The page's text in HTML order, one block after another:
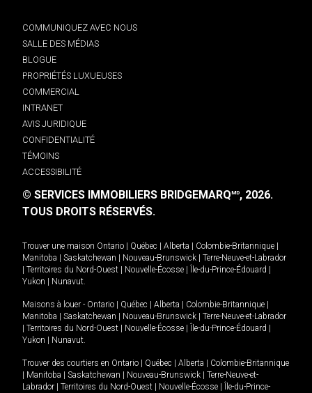
COMMUNIQUEZ AVEC NOUS
SALLE DES MÉDIAS
BLOGUE
PROPRIÉTÉS LUXUEUSES
COMMERCIAL
INTRANET
AVIS JURIDIQUE
CONFIDENTIALITÉ
TÉMOINS
ACCESSIBILITÉ
© SERVICES IMMOBILIERS BRIDGEMARQMD, 2026.
TOUS DROITS RÉSERVÉS.
Trouver une maison Ontario Québec Alberta Colombie-Britannique
Manitoba
Saskatchewan Nouveau-Brunswick
Terre-Neuve-et-Labrador
Territoires du Nord-Ouest Nouvelle-Écosse Île-du-Prince-Édouard
Yukon
Nunavut.
Maisons à louer - Ontario Québec Alberta Colombie-Britannique
Manitoba
Saskatchewan Nouveau-Brunswick
Terre-Neuve-et-Labrador
Territoires du Nord-Ouest Nouvelle-Écosse Île-du-Prince-Édouard
Yukon
Nunavut.
Trouver des courtiers en Ontario Québec Alberta
Colombie-Britannique
Manitoba Saskatchewan Nouveau-Brunswick
Terre-Neuve-et-
Labrador
Territoires du Nord-Ouest Nouvelle-Écosse
Île-du-Prince-